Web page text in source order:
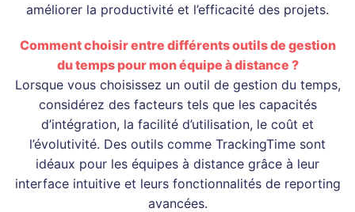
améliorer la productivité et l’efficacité des projets.
Comment choisir entre différents outils de gestion
du temps pour mon équipe à distance ?
Lorsque vous choisissez un outil de gestion du temps,
considérez des facteurs tels que les capacités
d’intégration, la facilité d’utilisation, le coût et
l’évolutivité. Des outils comme TrackingTime sont
idéaux pour les équipes à distance grâce à leur
interface intuitive et leurs fonctionnalités de reporting
avancées.